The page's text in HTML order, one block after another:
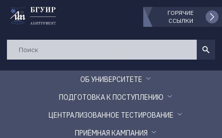
ГОРЯЧИЕ
ССЫЛКИ
ОБ УНИВЕРСИТЕТЕ
ПОДГОТОВКА К ПОСТУПЛЕНИЮ
ЦЕНТРАЛИЗОВАННОЕ ТЕСТИРОВАНИЕ
ПРИЁМНАЯ КАМПАНИЯ